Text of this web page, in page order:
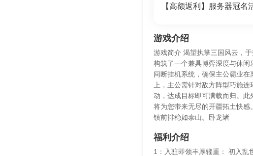
【高额返利】服务器冠名
游戏介绍
游戏简介 渴望执掌三国风云，
构筑了一个兼具博弈深度与休
间断挂机系统，确保主公霸业
上，主公需针对敌方阵型巧施
动，达成目标即可满载而归。此
将为您带来无尽的开疆拓土快
镇前排稳如泰山。卧龙诸
福利介绍
1：入驻即领丰厚辎重： 初入乱